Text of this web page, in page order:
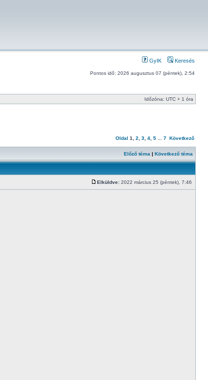
GyIK Keresés
Pontos idő: 2026 augusztus 07 (péntek), 2:54
Időzóna: UTC + 1 óra
Oldal 1 2 3 4 5 7 Következő
Előző téma | Következő téma
Elküldve: 2022 március 25 (péntek), 7:46